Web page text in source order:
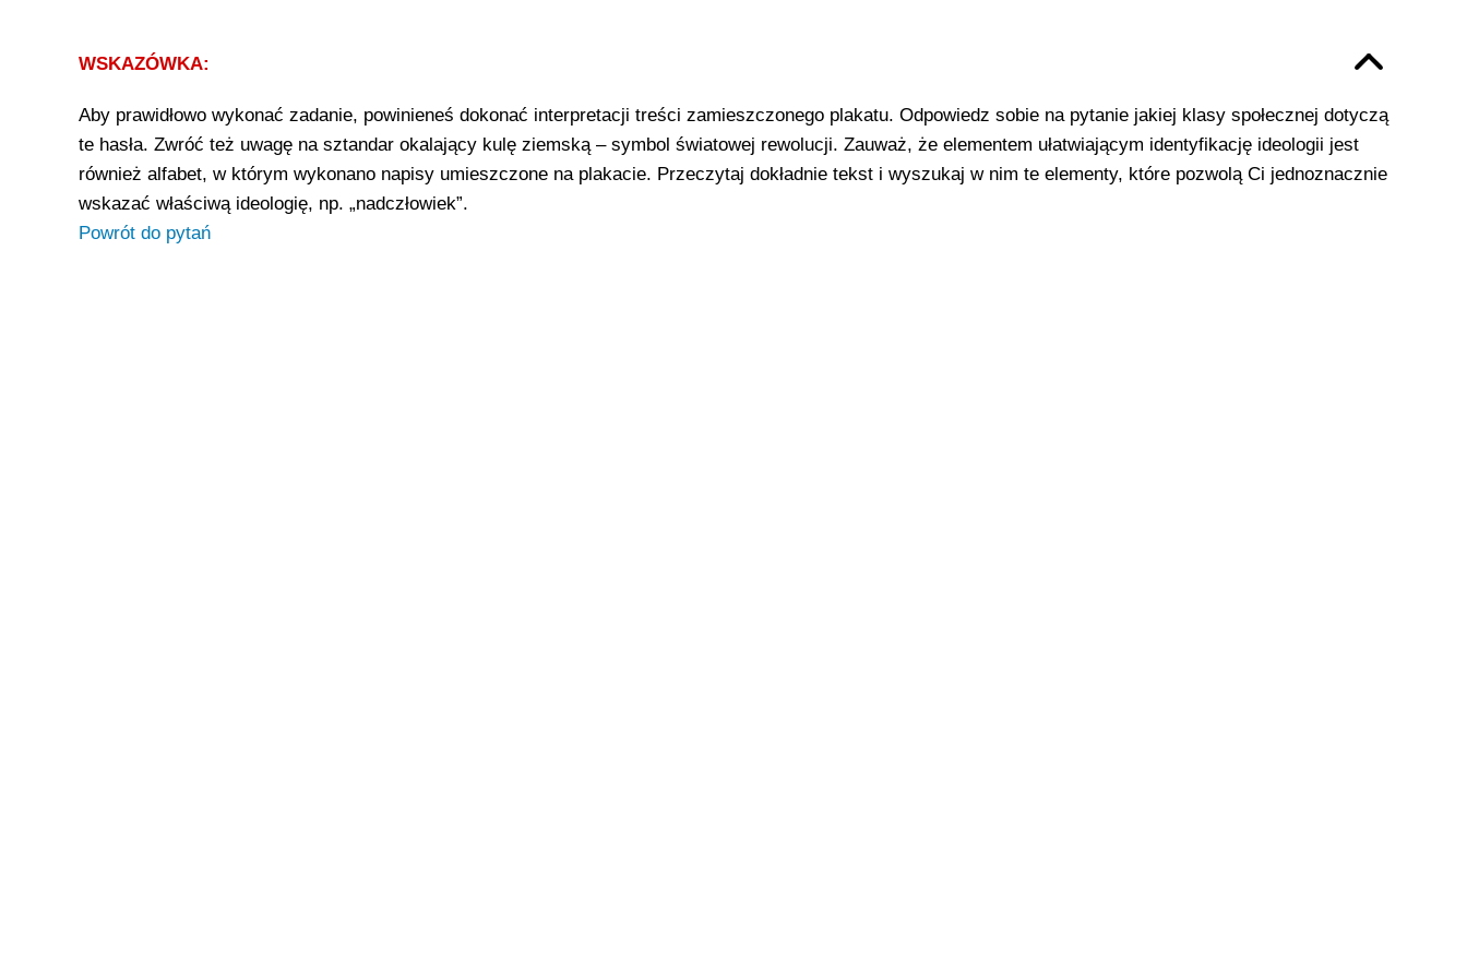
WSKAZÓWKA:
Aby prawidłowo wykonać zadanie, powinieneś dokonać interpretacji treści zamieszczonego plakatu. Odpowiedz sobie na pytanie jakiej klasy społecznej dotyczą
te hasła. Zwróć też uwagę na sztandar okalający kulę ziemską – symbol światowej rewolucji. Zauważ, że elementem ułatwiającym identyfikację ideologii jest
również alfabet, w którym wykonano napisy umieszczone na plakacie. Przeczytaj dokładnie tekst i wyszukaj w nim te elementy, które pozwolą Ci jednoznacznie
wskazać właściwą ideologię, np. „nadczłowiek”.
Powrót do pytań